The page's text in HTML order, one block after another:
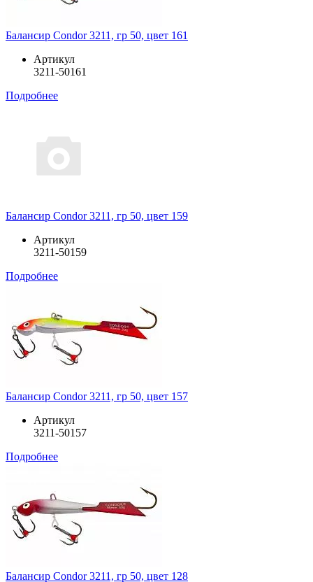
Балансир Condor 3211, гр 50, цвет 161
Артикул
3211-50161
Подробнее
Балансир Condor 3211, гр 50, цвет 159
Артикул
3211-50159
Подробнее
Балансир Condor 3211, гр 50, цвет 157
Артикул
3211-50157
Подробнее
Балансир Condor 3211, гр 50, цвет 128